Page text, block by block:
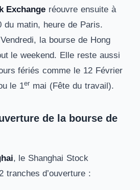
Exchange réouvre ensuite à
du matin, heure de Paris.
la bourse de Hong
le weekend. Elle reste aussi
fériés comme le 12 Février
le 1er mai (Fête du travail).
de la bourse de
, le Shanghai Stock
tranches d’ouverture :